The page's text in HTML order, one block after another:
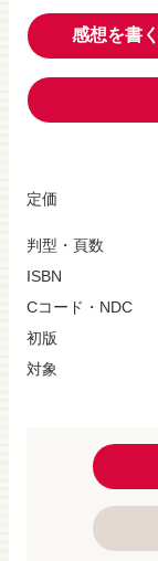
感想を書く
定価
判型・頁数
ISBN
Cコード・NDC
初版
対象